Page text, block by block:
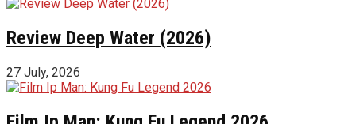
Review Deep Water (2026)
27 July, 2026